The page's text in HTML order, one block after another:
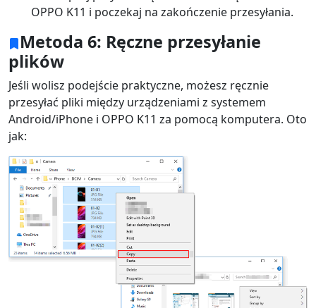
OPPO K11 i poczekaj na zakończenie przesyłania.
Metoda 6: Ręczne przesyłanie
plików
Jeśli wolisz podejście praktyczne, możesz ręcznie
przesyłać pliki między urządzeniami z systemem
Android/iPhone i OPPO K11 za pomocą komputera. Oto
jak:
Dansk Ελληνικά
Türk
русский
हिंदी
தமிழ்
Bahasa Melayu
Română
Polskie
қазақ
Gaeilge
繁體中文